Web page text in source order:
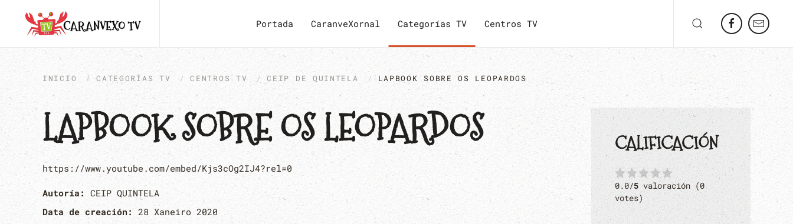
Portada CaranveXornal Categorías TV Centros TV
INICIO CATEGORÍAS TV CENTROS TV CEIP DE QUINTELA LAPBOOK SOBRE OS LEOPARDOS
LAPBOOK SOBRE OS LEOPARDOS
https://www.youtube.com/embed/Kjs3cOg2IJ4?rel=0
Autoría: CEIP QUINTELA
Data de creación:28 Xaneiro 2020
CALIFICACIÓN
0.0/5 valoración (0
votes)